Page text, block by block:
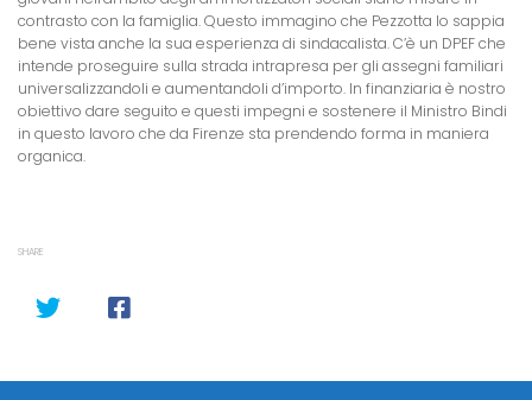
contrasto con la famiglia. Questo immagino che Pezzotta lo sappia
bene vista anche la sua esperienza di sindacalista. C’è un DPEF che
intende proseguire sulla strada intrapresa per gli assegni familiari
universalizzandoli e aumentandoli d’importo. In finanziaria è nostro
obiettivo dare seguito e questi impegni e sostenere il Ministro Bindi
in questo lavoro che da Firenze sta prendendo forma in maniera
organica.
SHARE